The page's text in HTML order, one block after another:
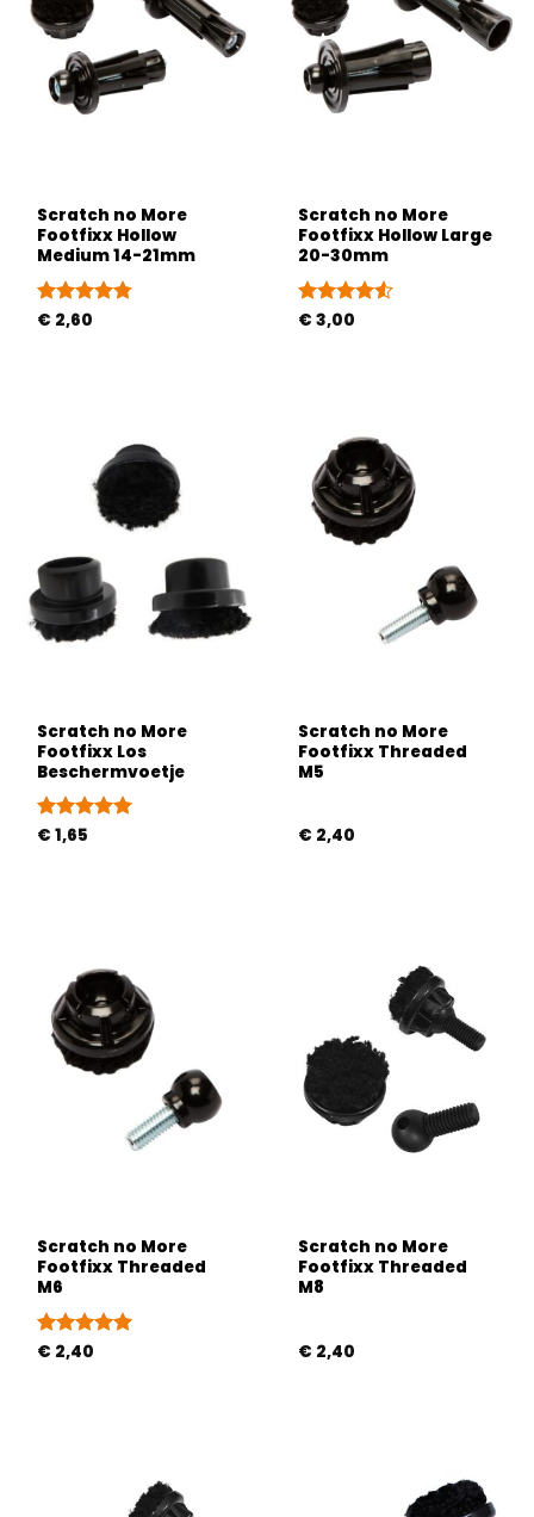
Scratch no More
Footfixx Hollow
Medium 14-21mm
Gewaardeerd
€ 2,60
Scratch no More
Footfixx Hollow Large
20-30mm
Gewaardeerd
€ 3,00
Scratch no More
Footfixx Los
Beschermvoetje
Gewaardeerd
€ 1,65
Scratch no More
Footfixx Threaded
M5
€ 2,40
Scratch no More
Footfixx Threaded
M6
Gewaardeerd
€ 2,40
Scratch no More
Footfixx Threaded
M8
€ 2,40